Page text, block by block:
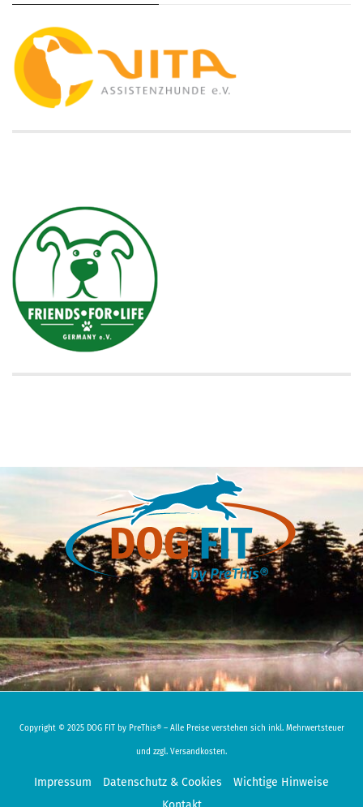
Copyright © 2025 DOG FIT by PreThis® – Alle Preise verstehen sich inkl. Mehrwertsteuer
und zzgl. Versandkosten.
Impressum Datenschutz & Cookies
Wichtige Hinweise